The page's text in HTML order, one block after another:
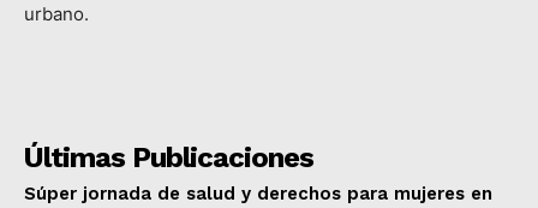
urbano.
Últimas Publicaciones
Súper jornada de salud y derechos para mujeres en